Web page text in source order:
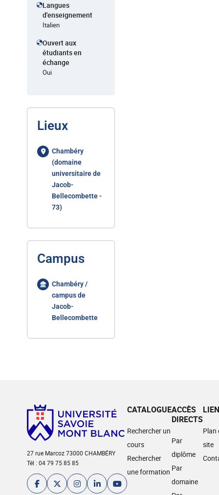
Langues
d'enseignement
Italien
Ouvert aux
étudiants en
échange
Oui
Lieux
Chambéry
(domaine
universitaire de
Jacob-
Bellecombette -
73)
Campus
Chambéry /
campus de
Jacob-
Bellecombette
27 rue Marcoz 73000 CHAMBÉRY
Tél : 04 79 75 85 85
CATALOGUE
Rechercher un
cours
Rechercher
une formation
ACCÈS
DIRECTS
Par
diplôme
Par
domaine
Plan
site